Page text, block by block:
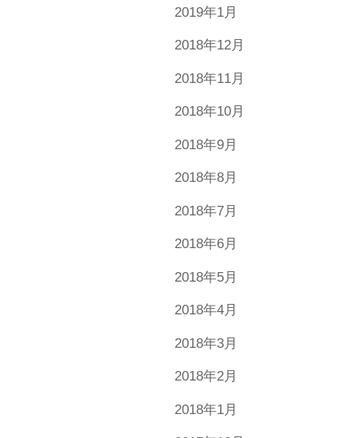
2019年1月
2018年12月
2018年11月
2018年10月
2018年9月
2018年8月
2018年7月
2018年6月
2018年5月
2018年4月
2018年3月
2018年2月
2018年1月